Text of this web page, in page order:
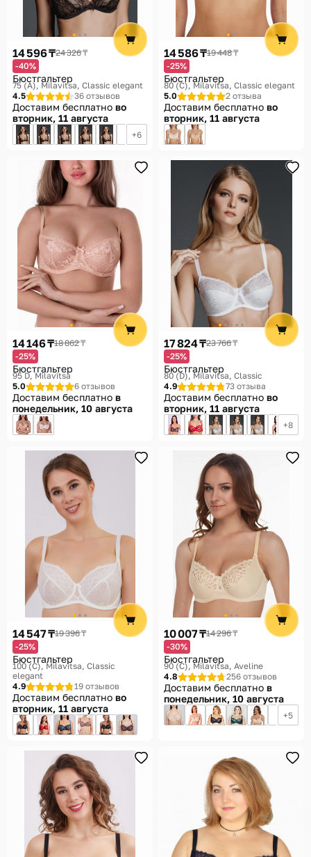
14 596 ₸24 326 ₸
-40%
Бюстгальтер
75 (A) Milavitsa, Classic elegant
4.5
36 отзывов
Доставим бесплатно во
вторник, 11 августа
6
14 586 ₸19 448 ₸
-25%
Бюстгальтер
80 (C) Milavitsa, Classic elegant
5.0
2 отзыва
Доставим бесплатно во
вторник, 11 августа
14 146 ₸18 862 ₸
-25%
Бюстгальтер
95 D Milavitsa
5.0
6 отзывов
Доставим бесплатно в
понедельник, 10 августа
17 824 ₸23 766 ₸
-25%
Бюстгальтер
80 (D) Milavitsa, Classic
4.9
73 отзыва
Доставим бесплатно во
вторник, 11 августа
8
14 547 ₸19 396 ₸
-25%
Бюстгальтер
100 (C) Milavitsa, Classic
elegant
4.9
19 отзывов
Доставим бесплатно во
вторник, 11 августа
10 007 ₸14 296 ₸
-30%
Бюстгальтер
90 (C) Milavitsa, Aveline
4.8
256 отзывов
Доставим бесплатно в
понедельник, 10 августа
5